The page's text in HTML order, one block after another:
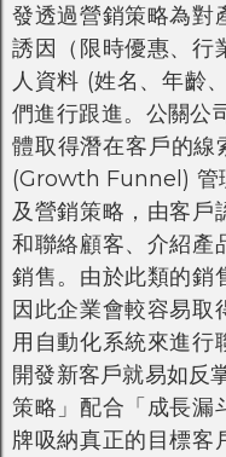
發透過營銷策略為對
誘因（限時優惠、行
人資料 (姓名、年齡
們進行跟進。公關公
體取得潛在客戶的線
(Growth Funnel) 管
及營銷策略，由客戶
和聯絡顧客、介紹產
銷售。由於此類的銷
因此企業會較容易取
用自動化系統來進行
開發新客戶就易如反
策略」配合「成長漏
牌吸納真正的目標客